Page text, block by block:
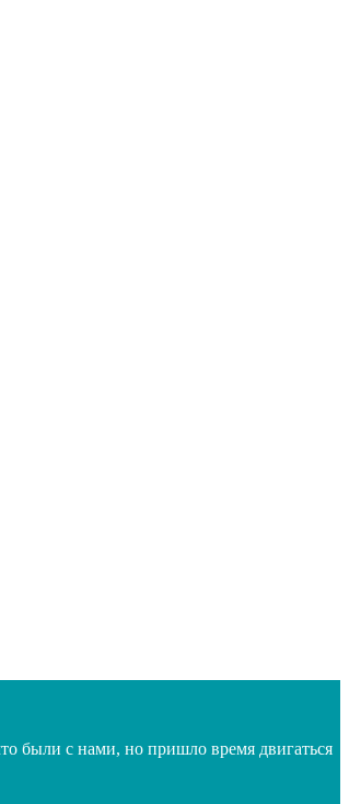
были с нами, но пришло время двигаться